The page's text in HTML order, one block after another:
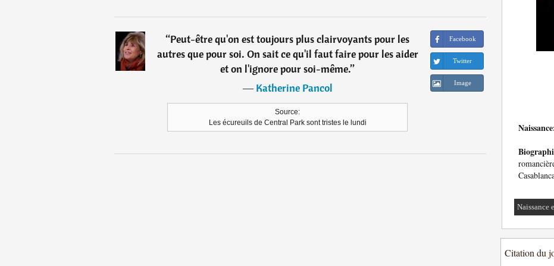
“Peut-être qu'on est toujours plus clairvoyants pour les
autres que pour soi. On sait ce qu'il faut faire pour les aider
et on l'ignore pour soi-même.”
―Katherine Pancol
Source:
Les écureuils de Central Park sont tristes le lundi
Facebook
Twitter
Image
Naissance
Citation du